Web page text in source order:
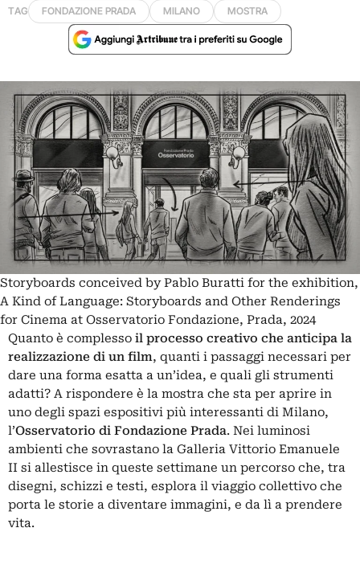
TAG FONDAZIONE PRADA MILANO MOSTRA
Storyboards conceived by Pablo Buratti for the exhibition,
A Kind of Language: Storyboards and Other Renderings
for Cinema at Osservatorio Fondazione, Prada, 2024
Quanto è complesso il processo creativo che anticipa la
realizzazione di un film, quanti i passaggi necessari per
dare una forma esatta a un’idea, e quali gli strumenti
adatti? A rispondere è la mostra che sta per aprire in
uno degli spazi espositivi più interessanti di Milano,
l’Osservatorio di Fondazione Prada. Nei luminosi
ambienti che sovrastano la Galleria Vittorio Emanuele
II si allestisce in queste settimane un percorso che, tra
disegni, schizzi e testi, esplora il viaggio collettivo che
porta le storie a diventare immagini, e da lì a prendere
vita.